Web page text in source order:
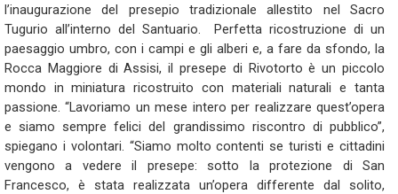
l’inaugurazione del presepio tradizionale allestito nel Sacro
Tugurio all’interno del Santuario. Perfetta ricostruzione di un
paesaggio umbro, con i campi e gli alberi e, a fare da sfondo, la
Rocca Maggiore di Assisi, il presepe di Rivotorto è un piccolo
mondo in miniatura ricostruito con materiali naturali e tanta
passione. “Lavoriamo un mese intero per realizzare quest’opera
e siamo sempre felici del grandissimo riscontro di pubblico”,
spiegano i volontari. “Siamo molto contenti se turisti e cittadini
vengono a vedere il presepe: sotto la protezione di San
Francesco, è stata realizzata un’opera differente dal solito,